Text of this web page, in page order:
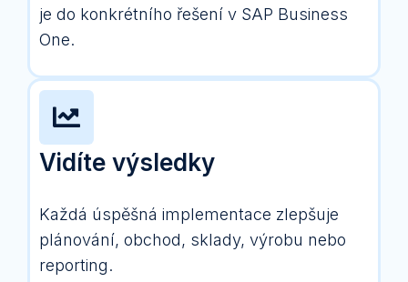
je do konkrétního řešení v SAP Business
One.
Vidíte výsledky
Každá úspěšná implementace zlepšuje
plánování, obchod, sklady, výrobu nebo
reporting.